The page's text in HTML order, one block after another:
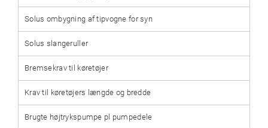
Solus ombygning af tipvogne for syn
Solus slangeruller
Bremsekrav til køretøjer
Krav til køretøjers længde og bredde
Brugte højtrykspumpe pl pumpedele